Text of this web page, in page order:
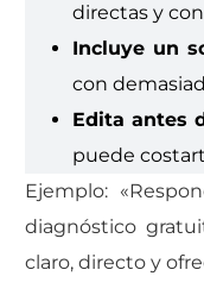
directas y
Incluye un
con
Edita antes
puede
Ejemplo:
diagnóstico
claro, directo y